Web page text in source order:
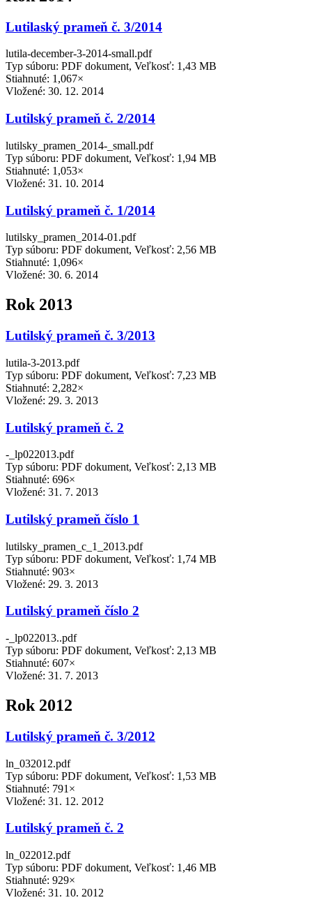
Lutilaský prameň č. 3/2014
lutila-december-3-2014-small.pdf
Typ súboru: PDF dokument, Veľkosť: 1,43 MB
Stiahnuté: 1,067×
Vložené: 30. 12. 2014
Lutilský prameň č. 2/2014
lutilsky_pramen_2014-_small.pdf
Typ súboru: PDF dokument, Veľkosť: 1,94 MB
Stiahnuté: 1,053×
Vložené: 31. 10. 2014
Lutilský prameň č. 1/2014
lutilsky_pramen_2014-01.pdf
Typ súboru: PDF dokument, Veľkosť: 2,56 MB
Stiahnuté: 1,096×
Vložené: 30. 6. 2014
Rok 2013
Lutilský prameň č. 3/2013
lutila-3-2013.pdf
Typ súboru: PDF dokument, Veľkosť: 7,23 MB
Stiahnuté: 2,282×
Vložené: 29. 3. 2013
Lutilský prameň č. 2
-_lp022013.pdf
Typ súboru: PDF dokument, Veľkosť: 2,13 MB
Stiahnuté: 696×
Vložené: 31. 7. 2013
Lutilský prameň číslo 1
lutilsky_pramen_c_1_2013.pdf
Typ súboru: PDF dokument, Veľkosť: 1,74 MB
Stiahnuté: 903×
Vložené: 29. 3. 2013
Lutilský prameň číslo 2
-_lp022013..pdf
Typ súboru: PDF dokument, Veľkosť: 2,13 MB
Stiahnuté: 607×
Vložené: 31. 7. 2013
Rok 2012
Lutilský prameň č. 3/2012
ln_032012.pdf
Typ súboru: PDF dokument, Veľkosť: 1,53 MB
Stiahnuté: 791×
Vložené: 31. 12. 2012
Lutilský prameň č. 2
ln_022012.pdf
Typ súboru: PDF dokument, Veľkosť: 1,46 MB
Stiahnuté: 929×
Vložené: 31. 10. 2012